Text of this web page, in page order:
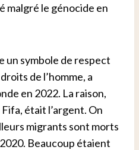
malgré le génocide en
un symbole de respect
de l’homme, a
en 2022. La raison,
était l’argent. On
migrants sont morts
Beaucoup étaient